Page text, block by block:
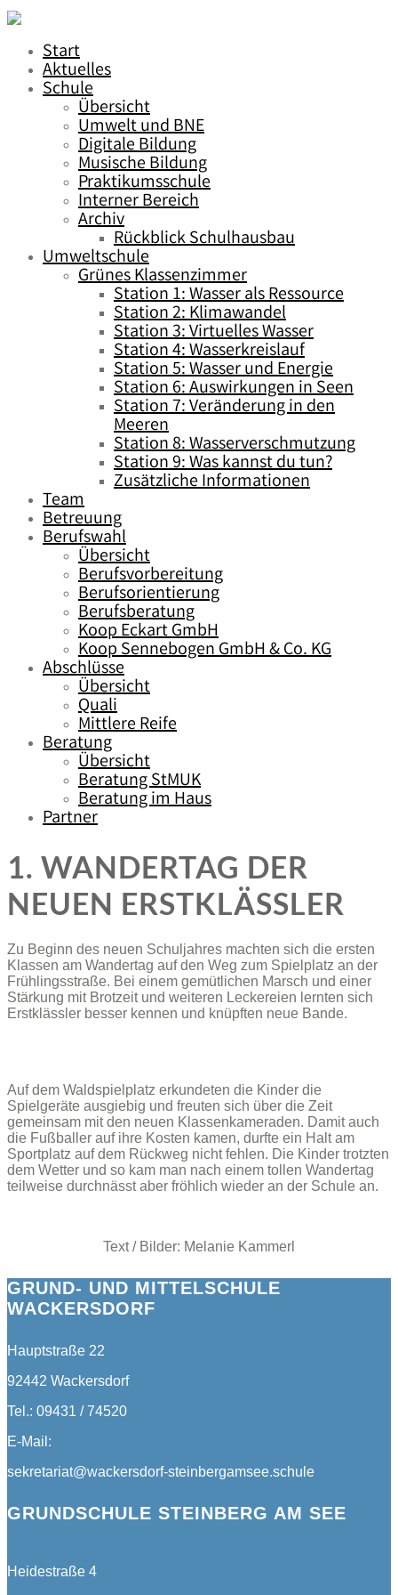
Start
Aktuelles
Schule
Übersicht
Umwelt und BNE
Digitale Bildung
Musische Bildung
Praktikumsschule
Interner Bereich
Archiv
Rückblick Schulhausbau
Umweltschule
Grünes Klassenzimmer
Station 1: Wasser als Ressource
Station 2: Klimawandel
Station 3: Virtuelles Wasser
Station 4: Wasserkreislauf
Station 5: Wasser und Energie
Station 6: Auswirkungen in Seen
Station 7: Veränderung in den
Meeren
Station 8: Wasserverschmutzung
Station 9: Was kannst du tun?
Zusätzliche Informationen
Team
Betreuung
Berufswahl
Übersicht
Berufsvorbereitung
Berufsorientierung
Berufsberatung
Koop Eckart GmbH
Koop Sennebogen GmbH & Co. KG
Abschlüsse
Übersicht
Quali
Mittlere Reife
Beratung
Übersicht
Beratung StMUK
Beratung im Haus
Partner
1. WANDERTAG DER
NEUEN ERSTKLÄSSLER
Zu Beginn des neuen Schuljahres machten sich die ersten
Klassen am Wandertag auf den Weg zum Spielplatz an der
Frühlingsstraße. Bei einem gemütlichen Marsch und einer
Stärkung mit Brotzeit und weiteren Leckereien lernten sich
Erstklässler besser kennen und knüpften neue Bande.
Auf dem Waldspielplatz erkundeten die Kinder die
Spielgeräte ausgiebig und freuten sich über die Zeit
gemeinsam mit den neuen Klassenkameraden. Damit auch
die Fußballer auf ihre Kosten kamen, durfte ein Halt am
Sportplatz auf dem Rückweg nicht fehlen. Die Kinder trotzten
dem Wetter und so kam man nach einem tollen Wandertag
teilweise durchnässt aber fröhlich wieder an der Schule an.
Text / Bilder: Melanie Kammerl
GRUND- UND MITTELSCHULE
WACKERSDORF
Hauptstraße 22
92442 Wackersdorf
Tel.: 09431 / 74520
E-Mail:
sekretariat@wackersdorf-steinbergamsee.schule
GRUNDSCHULE STEINBERG AM SEE
Heidestraße 4